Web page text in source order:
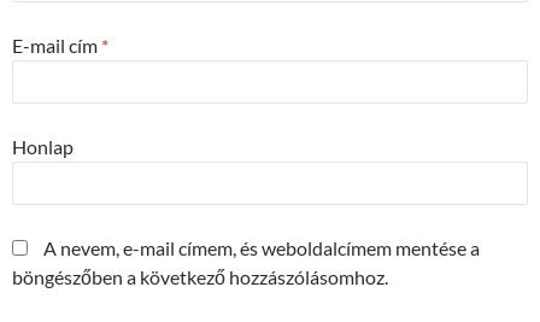
E-mail cím *
Honlap
A nevem, e-mail címem, és weboldalcímem mentése a
böngészőben a következő hozzászólásomhoz.